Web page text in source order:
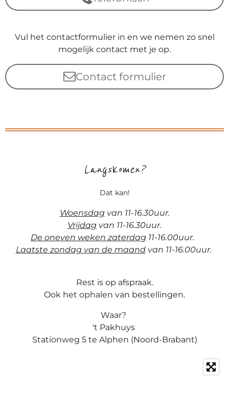
Vul het contactformulier in en we nemen zo snel
mogelijk contact met je op.
Contact formulier
Langskomen?
Dat kan!
Woensdag van 11-16.30uur.
Vrijdag van 11-16.30uur.
De oneven weken zaterdag 11-16.00uur.
Laatste zondag van de maandvan 11-16.00uur.
Rest is op afspraak.
Ook het ophalen van bestellingen.
Waar?
't Pakhuys
Stationweg 5 te Alphen (Noord-Brabant)